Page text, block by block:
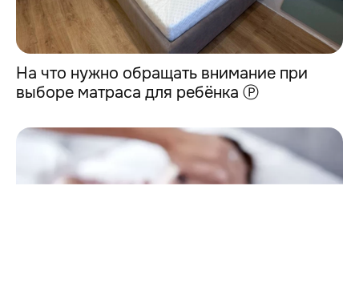
На что нужно обращать внимание при
выборе матраса для ребёнка Ⓟ